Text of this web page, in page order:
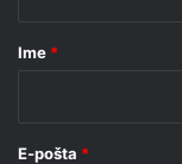
rIme *
E-pošta *